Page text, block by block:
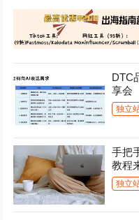
DTC
享会
独立
手把
教程
独立